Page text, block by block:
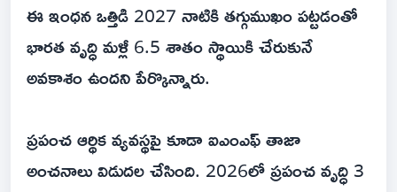
ఈ ఇంధన ఒత్తిడి 2027 నాటికి తగ్గుముఖం పట్టడంతో
భారత వృద్ధి మళ్లీ 6.5 శాతం స్థాయికి చేరుకునే
అవకాశం ఉందని పేర్కొన్నారు.
ప్రపంచ ఆర్థిక వ్యవస్థపై కూడా ఐఎంఎఫ్‌ తాజా
అంచనాలు విడుదల చేసింది. 2026లో ప్రపంచ వృద్ధి 3